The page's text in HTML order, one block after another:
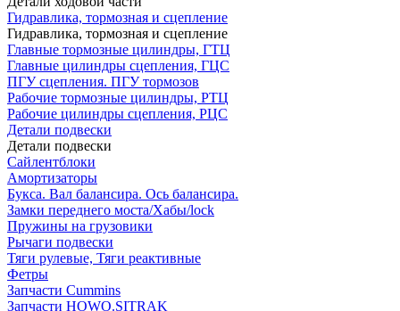
Гидравлика, тормозная и сцепление
Гидравлика, тормозная и сцепление
Главные тормозные цилиндры, ГТЦ
Главные цилиндры сцепления, ГЦС
ПГУ сцепления. ПГУ тормозов
Рабочие тормозные цилиндры, РТЦ
Рабочие цилиндры сцепления, РЦС
Детали подвески
Детали подвески
Cайлентблоки
Амортизаторы
Букса. Вал балансира. Ось балансира.
Замки переднего моста/Хабы/lock
Пружины на грузовики
Рычаги подвески
Тяги рулевые, Тяги реактивные
Фетры
Запчасти Cummins
Запчасти HOWO.SITRAK